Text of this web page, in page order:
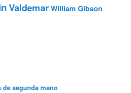
ValdemarWilliam Gibson
segunda mano